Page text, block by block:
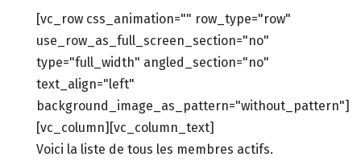
[vc_row css_animation="" row_type="row"
use_row_as_full_screen_section="no"
type="full_width" angled_section="no"
text_align="left"
background_image_as_pattern="without_pattern"]
[vc_column][vc_column_text]
Voici la liste de tous les membres actifs.